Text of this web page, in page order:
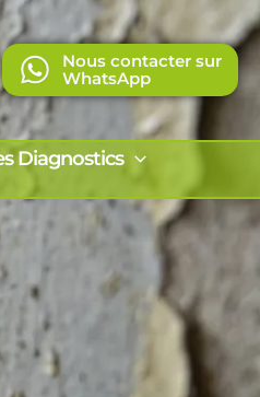
Nous contacter sur
WhatsApp
Diagnostics